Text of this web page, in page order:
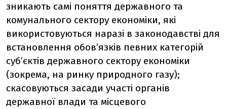
зникають самі поняття державного та
комунального сектору економіки, які
використовуються наразі в законодавстві для
встановлення обов’язків певних категорій
суб’єктів державного сектору економіки
(зокрема, на ринку природного газу);
скасовуються засади участі органів
державної влади та місцевого